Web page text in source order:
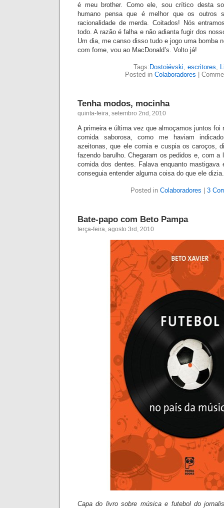
é meu brother. Como ele, sou crítico desta
humano pensa que é melhor que os outros
racionalidade de merda. Coitados! Nós
todo. A razão é falha e não adianta fugir dos
Um dia, me canso disso tudo e jogo uma bomba
com fome, vou ao MacDonald’s. Volto já!
Tags: Dostoiévski, escritores,
Posted in Colaboradores
Tenha modos, mocinha
quinta-feira, setembro 2nd, 2010
A primeira e última vez que almoçamos juntos foi
comida saborosa, como me haviam
azeitonas, que ele comia e cuspia os caroços,
fazendo barulho. Chegaram os pedidos e, com
comida dos dentes. Falava enquanto
conseguia entender alguma coisa do que ele
Posted in Colaboradores 3
Bate-papo com Beto Pampa
terça-feira, agosto 3rd, 2010
Capa do livro sobre música e futebol do